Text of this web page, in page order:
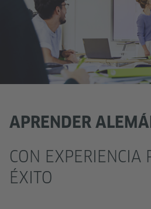
APRENDER
CON EXPERIENCIA
ÉXITO